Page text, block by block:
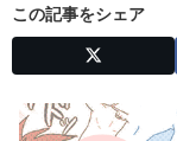
この記事をシェア